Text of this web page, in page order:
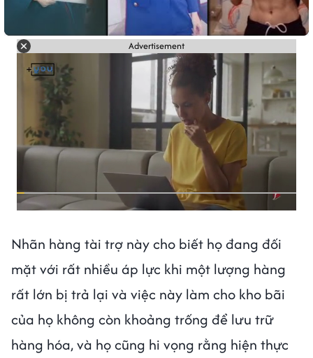
Advertisement
Nhãn hàng tài trợ này cho biết họ đang đối
mặt với rất nhiều áp lực khi một lượng hàng
rất lớn bị trả lại và việc này làm cho kho bãi
của họ không còn khoảng trống để lưu trữ
hàng hóa, và họ cũng hi vọng rằng hiện thực